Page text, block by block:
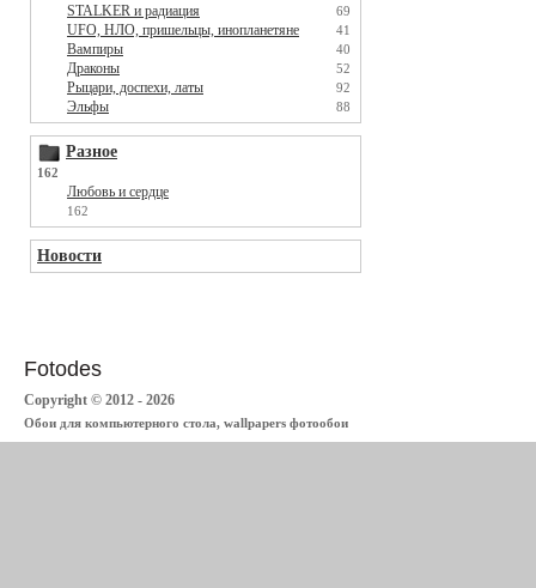
STALKER и радиация 69
UFO, НЛО, пришельцы, инопланетяне 41
Вампиры 40
Драконы 52
Рыцари, доспехи, латы 92
Эльфы 88
Разное
162
Любовь и сердце
162
Новости
Fotodes
Copyright © 2012 - 2026
Обои для компьютерного стола, wallpapers фотообои